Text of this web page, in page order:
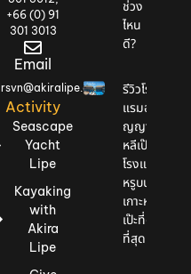
+66 (0) 91
301 3013
Email
rsvn@akiralipe.com
Activity
Seascape
Yacht
Lipe
Kayaking
with
Akira
Lipe
ช่วง
ไหน
ดี?
รีวิวโรง
แรมอนั
ญญา
หลีเป๊ะ
โรงแรม
หรูบน
เกาะหลี
เป๊ะที่ดี
ที่สุด